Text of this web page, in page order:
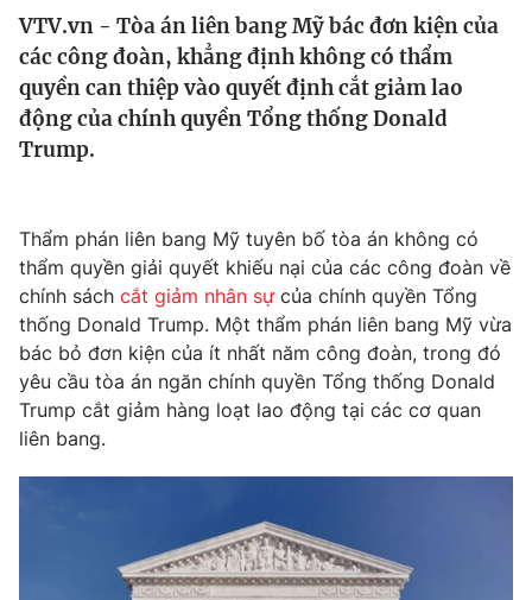
Thế giới
Tin tức
Thế giới đó đây
Kinh tế
Tài chính
Góc doanh nghiệp
Truyền hình
Phim VTV
Hậu trường
Nhân vật
Khán giả
Giải sao mai
Giải trí
Điện ảnh
Âm nhạc
Sao
Đời sống
Du lịch
Làm đẹp
Giáo dục
Hitech Công nghệ tương lai
Giao lưu trực tuyến
VTV.vn - Tòa án liên bang Mỹ bác đơn kiện của
các công đoàn, khẳng định không có thẩm
quyền can thiệp vào quyết định cắt giảm lao
động của chính quyền Tổng thống Donald
Trump.
Thẩm phán liên bang Mỹ tuyên bố tòa án không có
thẩm quyền giải quyết khiếu nại của các công đoàn về
chính sách cắt giảm nhân sựcủa chính quyền Tổng
thống Donald Trump. Một thẩm phán liên bang Mỹ vừa
bác bỏ đơn kiện của ít nhất năm công đoàn, trong đó
yêu cầu tòa án ngăn chính quyền Tổng thống Donald
Trump cắt giảm hàng loạt lao động tại các cơ quan
liên bang.